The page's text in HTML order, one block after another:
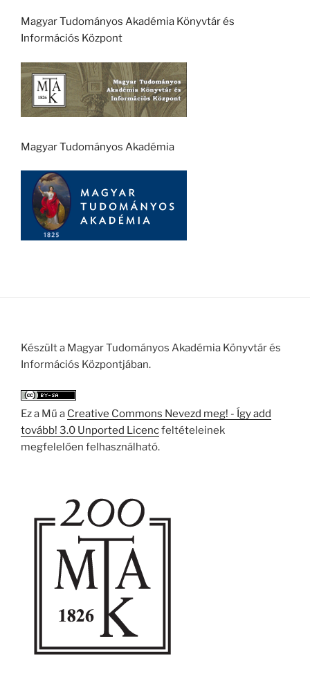
Magyar Tudományos Akadémia Könyvtár és
Információs Központ
Magyar Tudományos Akadémia
Készült a Magyar Tudományos Akadémia Könyvtár és
Információs Központjában.
Ez a Mű a Creative Commons Nevezd meg! - Így add
tovább! 3.0 Unported Licencfeltételeinek
megfelelően felhasználható.